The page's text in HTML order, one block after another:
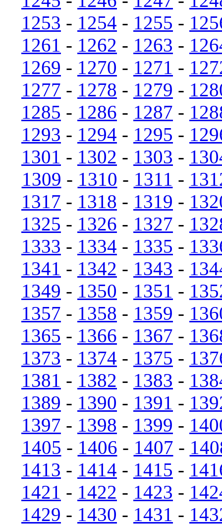
1253 - 1254 - 1255 -
1261 - 1262 - 1263 -
1269 - 1270 - 1271 -
1277 - 1278 - 1279 -
1285 - 1286 - 1287 -
1293 - 1294 - 1295 -
1301 - 1302 - 1303 -
1309 - 1310 - 1311 -
1317 - 1318 - 1319 -
1325 - 1326 - 1327 -
1333 - 1334 - 1335 -
1341 - 1342 - 1343 -
1349 - 1350 - 1351 -
1357 - 1358 - 1359 -
1365 - 1366 - 1367 -
1373 - 1374 - 1375 -
1381 - 1382 - 1383 -
1389 - 1390 - 1391 -
1397 - 1398 - 1399 -
1405 - 1406 - 1407 -
1413 - 1414 - 1415 -
1421 - 1422 - 1423 -
1429 - 1430 - 1431 -